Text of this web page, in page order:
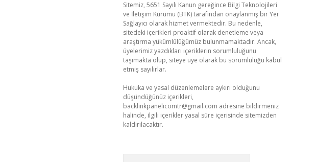
Sitemiz, 5651 Sayılı Kanun gereğince Bilgi Teknolojileri
ve İletişim Kurumu (BTK) tarafından onaylanmış bir Yer
Sağlayıcı olarak hizmet vermektedir. Bu nedenle,
sitedeki içerikleri proaktif olarak denetleme veya
araştırma yükümlülüğümüz bulunmamaktadır. Ancak,
üyelerimiz yazdıkları içeriklerin sorumluluğunu
taşımakta olup, siteye üye olarak bu sorumluluğu kabul
etmiş sayılırlar.
Hukuka ve yasal düzenlemelere aykırı olduğunu
düşündüğünüz içerikleri,
backlinkpanelicomtr@gmail.com adresine bildirmeniz
halinde, ilgili içerikler yasal süre içerisinde sitemizden
kaldırılacaktır.